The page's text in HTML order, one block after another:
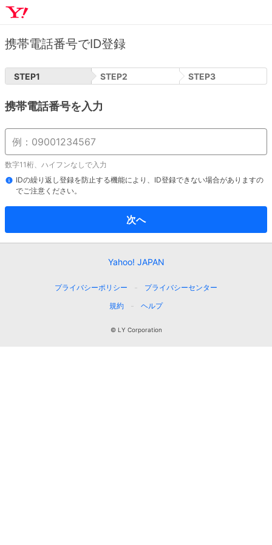
携帯電話番号でID登録
STEP1 STEP2 STEP3
携帯電話番号を入力
数字11桁、ハイフンなしで入力
IDの繰り返し登録を防止する機能により、ID登録できない場合がありますの
でご注意ください。
次へ
Yahoo! JAPAN
プライバシーポリシー
プライバシーセンター
規約
ヘルプ
© LY Corporation